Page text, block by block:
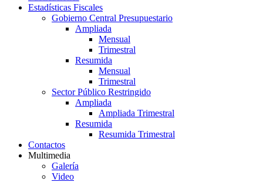
Estadísticas Fiscales
Gobierno Central Presupuestario
Ampliada
Mensual
Trimestral
Resumida
Mensual
Trimestral
Sector Público Restringido
Ampliada
Ampliada Trimestral
Resumida
Resumida Trimestral
Contactos
Multimedia
Galería
Video